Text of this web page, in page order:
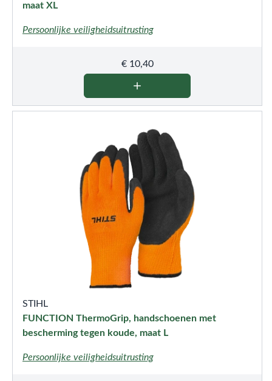
maat XL
Persoonlijke veiligheidsuitrusting
€10,40
STIHL
FUNCTION ThermoGrip, handschoenen met
bescherming tegen koude, maat L
Persoonlijke veiligheidsuitrusting